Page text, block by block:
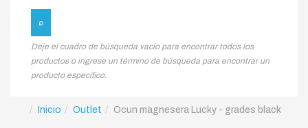
Deje el cuadro de búsqueda vacío para encontrar todos los
productos o ingrese un término de búsqueda para encontrar un
producto específico.
Inicio Outlet Ocun magnesera Lucky - grades black